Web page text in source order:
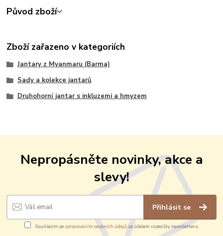
Původ zboží
Zboží zařazeno v kategoriích
Jantary z Myanmaru (Barma)
Sady a kolekce jantarů
Druhohorní jantar s inkluzemi a hmyzem
Nepropásněte novinky, akce a
slevy!
Přihlásit se
Souhlasím se zpracováním osobních údajůza účelem rozesílky newsletteru.